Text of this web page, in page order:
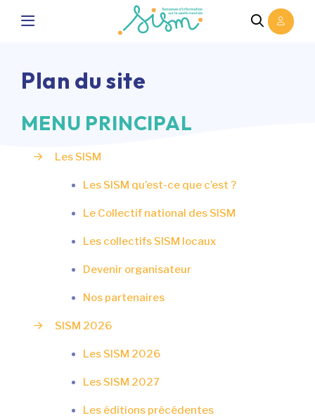
Plan du site
MENU PRINCIPAL
Les SISM
Les SISM qu’est-ce que c’est ?
Le Collectif national des SISM
Les collectifs SISM locaux
Devenir organisateur
Nos partenaires
SISM 2026
Les SISM 2026
Les SISM 2027
Les éditions précédentes